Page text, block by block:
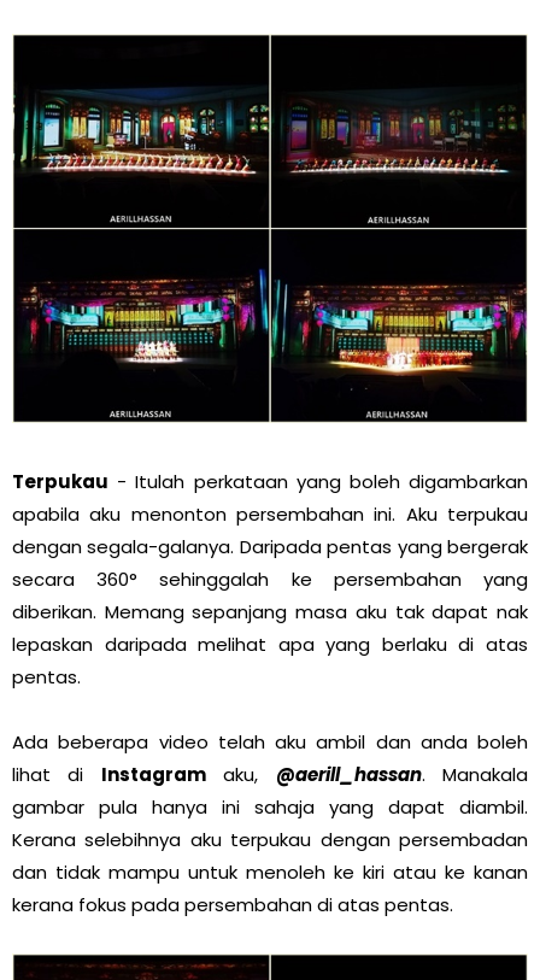
Terpukau - Itulah perkataan yang boleh digambarkan
apabila aku menonton persembahan ini. Aku terpukau
dengan segala-galanya. Daripada pentas yang bergerak
secara 360° sehinggalah ke persembahan yang
diberikan. Memang sepanjang masa aku tak dapat nak
lepaskan daripada melihat apa yang berlaku di atas
pentas.
Ada beberapa video telah aku ambil dan anda boleh
lihat di Instagramaku, @aerill_hassan. Manakala
gambar pula hanya ini sahaja yang dapat diambil.
Kerana selebihnya aku terpukau dengan persembadan
dan tidak mampu untuk menoleh ke kiri atau ke kanan
kerana fokus pada persembahan di atas pentas.